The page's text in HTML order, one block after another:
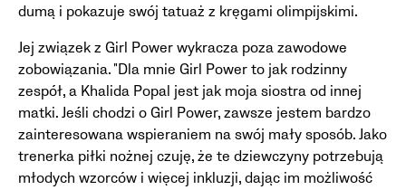
dumą i pokazuje swój tatuaż z kręgami olimpijskimi.
Jej związek z Girl Power wykracza poza zawodowe
zobowiązania. "Dla mnie Girl Power to jak rodzinny
zespół, a Khalida Popal jest jak moja siostra od innej
matki. Jeśli chodzi o Girl Power, zawsze jestem bardzo
zainteresowana wspieraniem na swój mały sposób. Jako
trenerka piłki nożnej czuję, że te dziewczyny potrzebują
młodych wzorców i więcej inkluzji, dając im możliwość